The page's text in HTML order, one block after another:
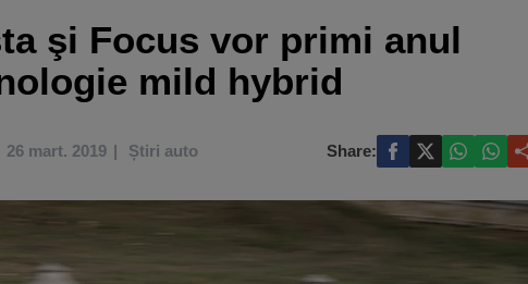
şi Focus vor primi anul
mild hybrid
26 mart. 2019 Știri auto Share: